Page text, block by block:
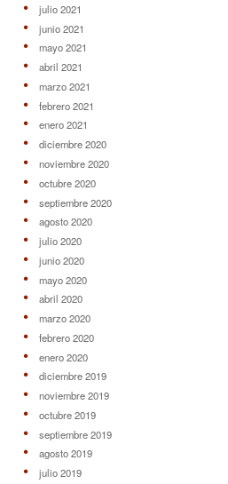
julio 2021
junio 2021
mayo 2021
abril 2021
marzo 2021
febrero 2021
enero 2021
diciembre 2020
noviembre 2020
octubre 2020
septiembre 2020
agosto 2020
julio 2020
junio 2020
mayo 2020
abril 2020
marzo 2020
febrero 2020
enero 2020
diciembre 2019
noviembre 2019
octubre 2019
septiembre 2019
agosto 2019
julio 2019